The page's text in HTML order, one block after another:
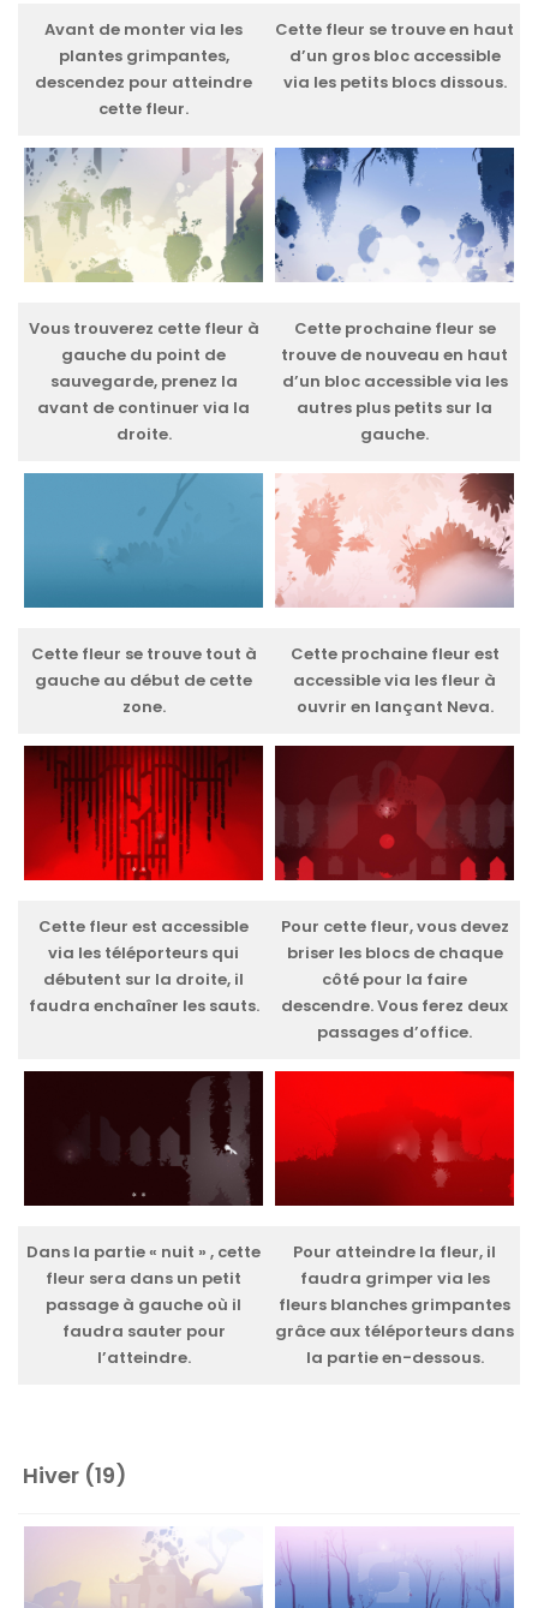
Avant de monter via les
plantes grimpantes,
descendez pour atteindre
cette fleur.
Cette fleur se trouve en haut
d’un gros bloc accessible
via les petits blocs dissous.
Vous trouverez cette fleur à
gauche du point de
sauvegarde, prenez la
avant de continuer via la
droite.
Cette prochaine fleur se
trouve de nouveau en haut
d’un bloc accessible via les
autres plus petits sur la
gauche.
Cette fleur se trouve tout à
gauche au début de cette
zone.
Cette prochaine fleur est
accessible via les fleur à
ouvrir en lançant Neva.
Cette fleur est accessible
via les téléporteurs qui
débutent sur la droite, il
faudra enchaîner les sauts.
Pour cette fleur, vous devez
briser les blocs de chaque
côté pour la faire
descendre. Vous ferez deux
passages d’office.
Dans la partie « nuit » , cette
fleur sera dans un petit
passage à gauche où il
faudra sauter pour
l’atteindre.
Pour atteindre la fleur, il
faudra grimper via les
fleurs blanches grimpantes
grâce aux téléporteurs dans
la partie en-dessous.
Hiver (19)